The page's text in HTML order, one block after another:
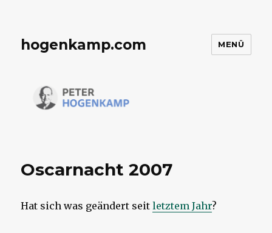
hogenkamp.com MENÜ
Oscarnacht 2007
Hat sich was geändert seitletztem Jahr?